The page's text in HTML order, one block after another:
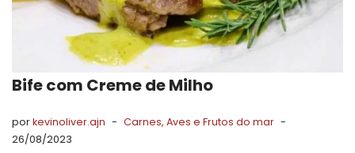
Bife com Creme de Milho
porkevinoliver.ajn
Carnes, Aves e Frutos do mar
26/08/2023